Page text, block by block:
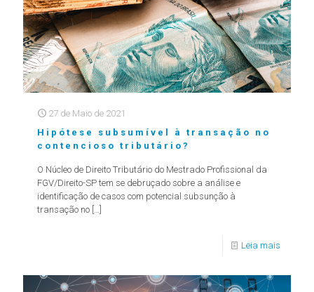
27 de Maio de 2021
Hipótese subsumível à transação no
contencioso tributário?
O Núcleo de Direito Tributário do Mestrado Profissional da
FGV/Direito-SP tem se debruçado sobre a análise e
identificação de casos com potencial subsunção à
transação no […]
Leia mais